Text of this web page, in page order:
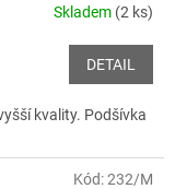
Skladem (2 ks)
DETAIL
kvality. Podšívka
Kód:232/M